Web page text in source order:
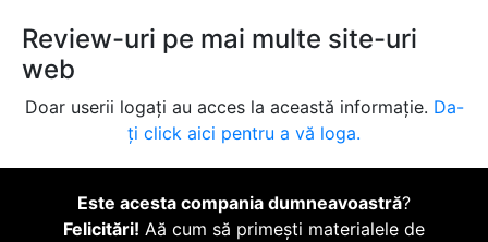
Review-uri pe mai multe site-uri
web
Doar userii logați au acces la această informație. Da-
ți click aici pentru a vă loga.
Este acesta compania dumneavoastră?
Felicitări! Aă cum să primești materialele de